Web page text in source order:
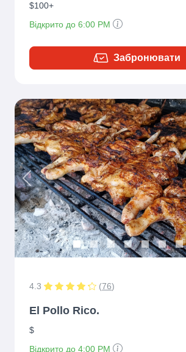
$100+
Відкрито до 6:00 PM
Забронювати
Previous
4.3 (76)
El Pollo Rico.
$
Відкрито до 4:00 PM